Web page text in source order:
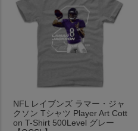
NFL レイブンズ ラマー・ジャ
クソン Tシャツ Player Art Cott
on T-Shirt 500Level グレー